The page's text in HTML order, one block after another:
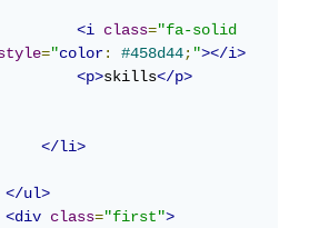
<i class="fa-solid
style="color: #458d44;"></i>
<p>skills</p>
</li>
</ul>
<div
class="first">